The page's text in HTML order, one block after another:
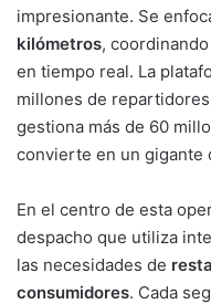
impresionante. Se
kilómetros,
en tiempo real. La
millones de
gestiona más de 60
convierte en un gigante
En el centro de esta
despacho que utiliza
las necesidades de
consumidores. Cada